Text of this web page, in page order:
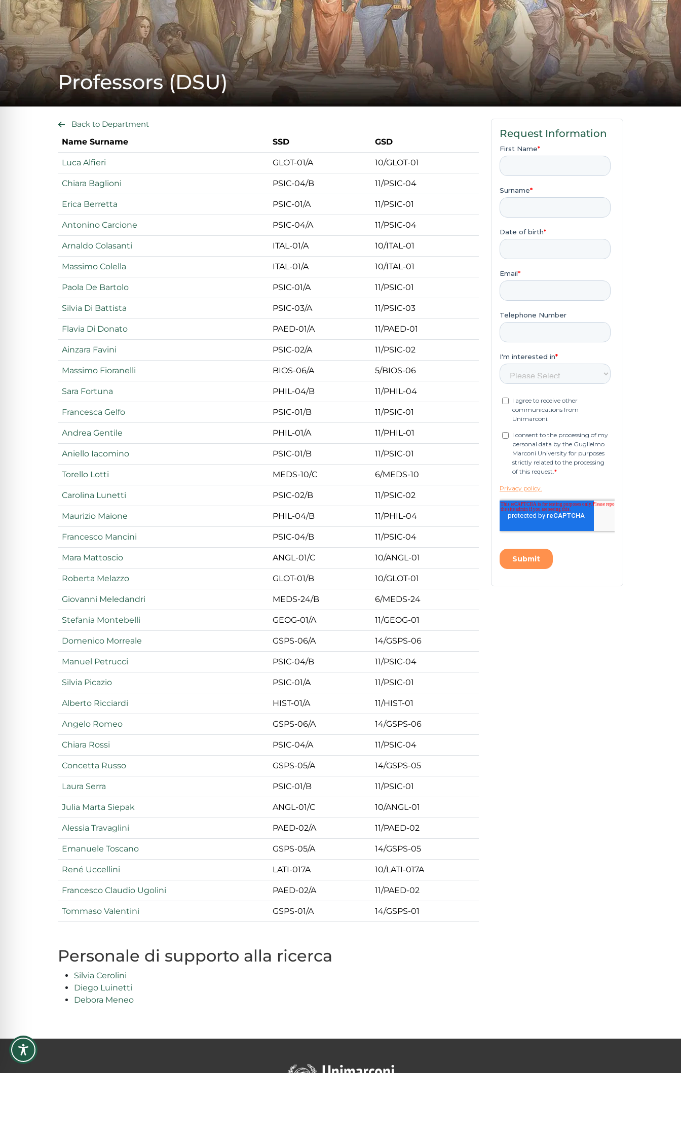
Professors (DSU)
Back to Department
Name Surname
SSD GSD
Luca Alfieri GLOT-01/A 10/GLOT-01
Chiara Baglioni PSIC-04/B 11/PSIC-04
Erica Berretta PSIC-01/A 11/PSIC-01
Antonino Carcione PSIC-04/A 11/PSIC-04
Arnaldo Colasanti ITAL-01/A 10/ITAL-01
Massimo Colella ITAL-01/A 10/ITAL-01
Paola De Bartolo PSIC-01/A 11/PSIC-01
Silvia Di Battista PSIC-03/A 11/PSIC-03
Flavia Di Donato PAED-01/A 11/PAED-01
Ainzara Favini PSIC-02/A 11/PSIC-02
Massimo Fioranelli BIOS-06/A 5/BIOS-06
Sara Fortuna PHIL-04/B 11/PHIL-04
Francesca Gelfo PSIC-01/B 11/PSIC-01
Andrea Gentile PHIL-01/A 11/PHIL-01
Aniello Iacomino PSIC-01/B 11/PSIC-01
Torello Lotti MEDS-10/C 6/MEDS-10
Carolina Lunetti PSIC-02/B 11/PSIC-02
Maurizio Maione PHIL-04/B 11/PHIL-04
Francesco Mancini PSIC-04/B 11/PSIC-04
Mara Mattoscio ANGL-01/C 10/ANGL-01
Roberta Melazzo GLOT-01/B 10/GLOT-01
Giovanni Meledandri MEDS-24/B 6/MEDS-24
Stefania Montebelli GEOG-01/A 11/GEOG-01
Domenico Morreale GSPS-06/A 14/GSPS-06
Manuel Petrucci PSIC-04/B 11/PSIC-04
Silvia Picazio PSIC-01/A 11/PSIC-01
Alberto Ricciardi HIST-01/A 11/HIST-01
Angelo Romeo GSPS-06/A 14/GSPS-06
Chiara Rossi PSIC-04/A 11/PSIC-04
Concetta Russo GSPS-05/A 14/GSPS-05
Laura Serra PSIC-01/B 11/PSIC-01
Julia Marta Siepak ANGL-01/C 10/ANGL-01
Alessia Travaglini PAED-02/A 11/PAED-02
Emanuele Toscano GSPS-05/A 14/GSPS-05
René Uccellini LATI-017A 10/LATI-017A
Francesco Claudio Ugolini PAED-02/A 11/PAED-02
Tommaso Valentini GSPS-01/A 14/GSPS-01
Personale di supporto alla ricerca
Silvia Cerolini
Diego Luinetti
Debora Meneo
Request Information
sicuro per crisi
adatta per ADHD
per cecità